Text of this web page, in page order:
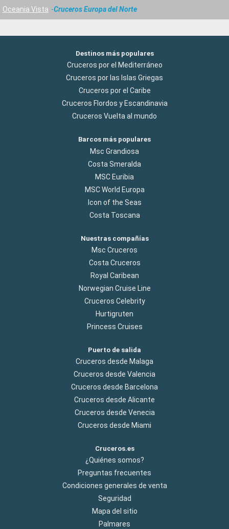
Oceania Vista
Cruceros Europa del Norte
Destinos más populares
Cruceros por el Mediterráneo
Cruceros por las Islas Griegas
Cruceros por el Caribe
Cruceros Flordos y Escandinavia
Cruceros Vuelta al mundo
Barcos más populares
Msc Grandiosa
Costa Smeralda
MSC Euribia
MSC World Europa
Icon of the Seas
Costa Toscana
Nuestras compañías
Msc Cruceros
Costa Cruceros
Royal Caribean
Norwegian Cruise Line
Cruceros Celebrity
Hurtigruten
Princess Cruises
Puerto de salida
Cruceros desde Malaga
Cruceros desde Valencia
Cruceros desde Barcelona
Cruceros desde Alicante
Cruceros desde Venecia
Cruceros desde Miami
Cruceros.es
¿Quiénes somos?
Preguntas frecuentes
Condiciones generales de venta
Seguridad
Mapa del sitio
Palmares